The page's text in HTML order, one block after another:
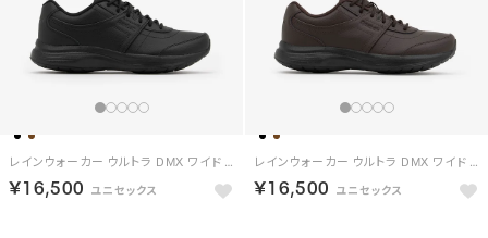
レインウォーカー ウルトラ DMX ワイド 4E / RAINWALKER ULTRA DMX WIDE 4E （ブラック）
￥16,500
レインウォーカー ウルトラ DMX ワイド 4E / RAINWALKER ULTRA DMX WIDE 4E （ダークブラウン）
￥16,500